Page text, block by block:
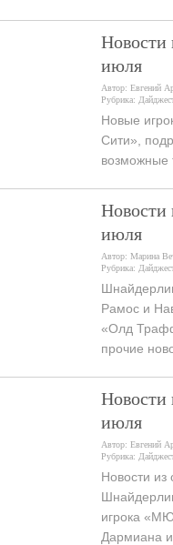
Новости
июля
Автор:Евгений
Рубрика:
Новые
Сити»,
возможные
Новости
июля
Автор:Марина
Рубрика:
Рамос и
«Олд
прочие
Новости
июля
Автор:Евгений
Рубрика:
Новости
игрока
Дармиана и